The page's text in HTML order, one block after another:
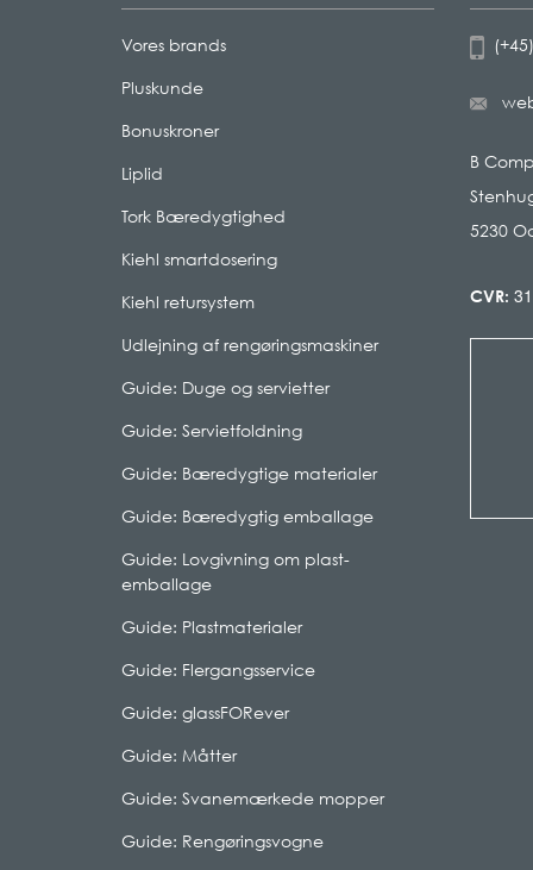
Vores brands
Pluskunde
Bonuskroner
Liplid
Tork Bæredygtighed
Kiehl smartdosering
Kiehl retursystem
Udlejning af rengøringsmaskiner
Guide: Duge og servietter
Guide: Servietfoldning
Guide: Bæredygtige materialer
Guide: Bæredygtig emballage
Guide: Lovgivning om plast-
emballage
Guide: Plastmaterialer
Guide: Flergangsservice
Guide: glassFORever
Guide: Måtter
Guide: Svanemærkede mopper
Guide: Rengøringsvogne
B
5230
CVR: